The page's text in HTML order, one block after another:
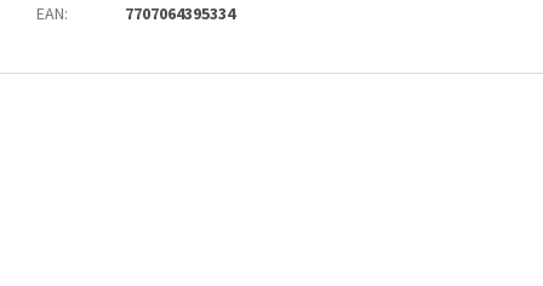
EAN: 7707064395334